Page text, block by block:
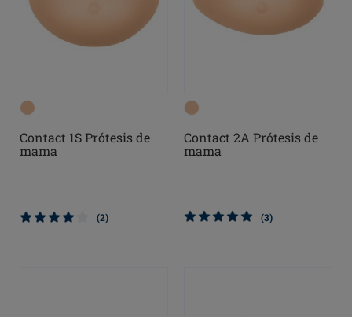
Contact 1S Prótesis de
mama
(2)
Contact 2A Prótesis de
mama
(3)